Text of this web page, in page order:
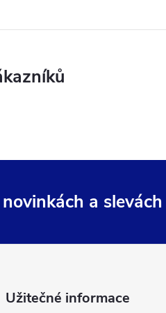
a slevách
Užitečné informace